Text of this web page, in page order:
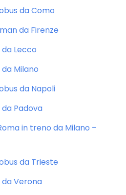
da Como
da Firenze
Lecco
Milano
da Napoli
Padova
in treno da Milano –
da Trieste
da Verona